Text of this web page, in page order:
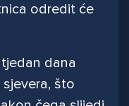
odredit će
dana
što